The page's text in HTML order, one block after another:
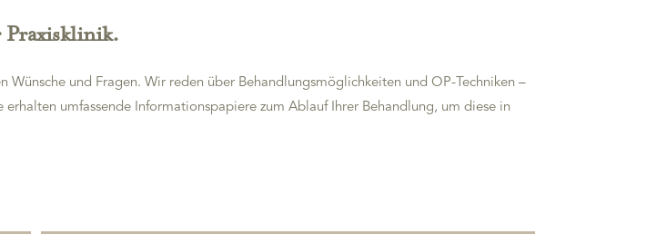
und Fragen. Wir reden über Behandlungsmöglichkeiten und OP-Techniken –
umfassende Informationspapiere zum Ablauf Ihrer Behandlung, um diese in